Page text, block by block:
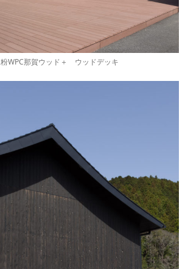
WPC那賀ウッド＋ ウッドデッキ